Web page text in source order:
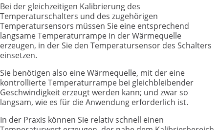
Bei der gleichzeitigen Kalibrierung des
Temperaturschalters und des zugehörigen
Temperatursensors müssen Sie eine entsprechend
langsame Temperaturrampe in der Wärmequelle
erzeugen, in der Sie den Temperatursensor des Schalters
einsetzen.
Sie benötigen also eine Wärmequelle, mit der eine
kontrollierte Temperaturrampe bei gleichbleibender
Geschwindigkeit erzeugt werden kann; und zwar so
langsam, wie es für die Anwendung erforderlich ist.
In der Praxis können Sie relativ schnell einen